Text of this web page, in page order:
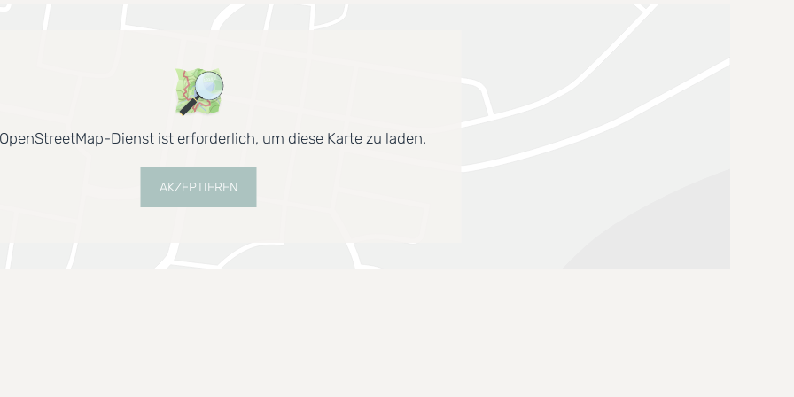
Dienst ist erforderlich, um diese Karte zu laden.
AKZEPTIEREN